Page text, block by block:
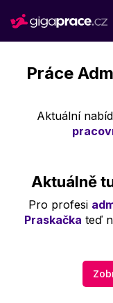
Práce
Aktuální
Aktuálně
Pro profesi
Praskačka teď